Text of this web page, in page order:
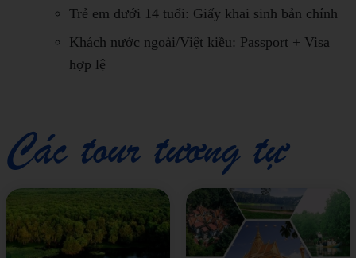
Trẻ em dưới 14 tuổi: Giấy khai sinh bản chính
Khách nước ngoài/Việt kiều: Passport + Visa
hợp lệ
Các tour tương tự